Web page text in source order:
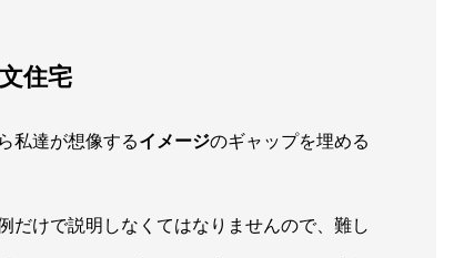
住宅
私達が想像するイメージのギャップを埋める
けで説明しなくてはなりませんので、難し